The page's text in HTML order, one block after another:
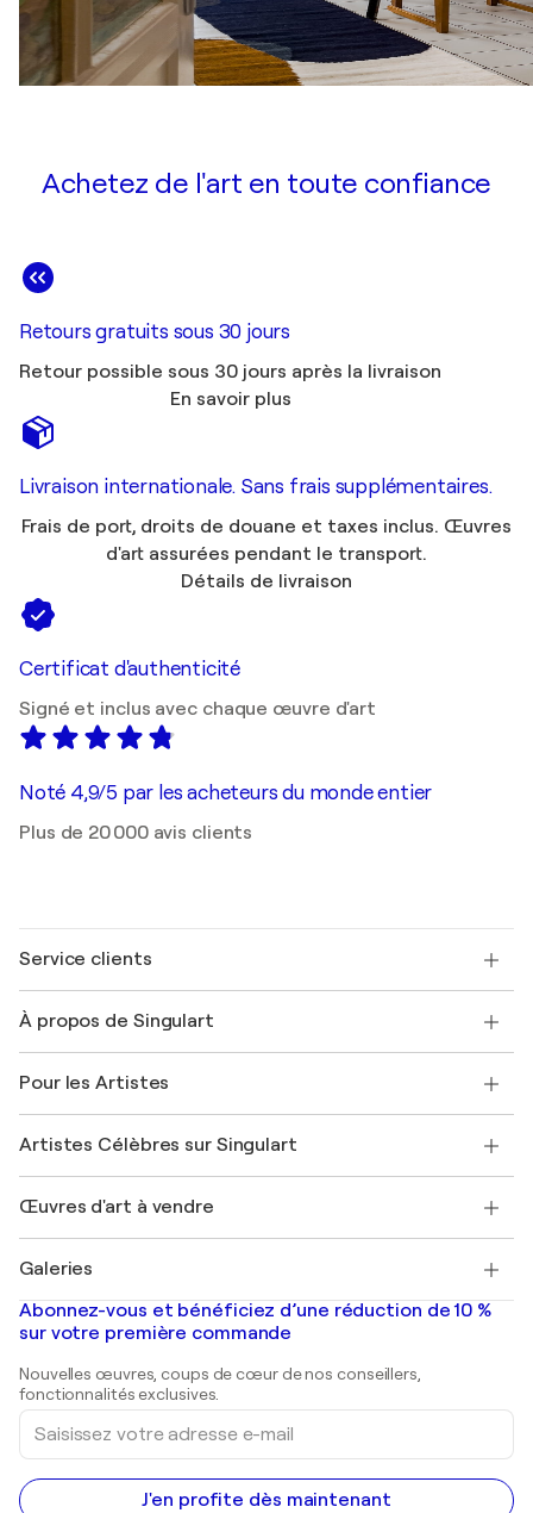
Achetez de l'art en toute confiance
Retours gratuits sous 30 jours
Retour possible sous 30 jours après la livraison
En savoir plus
Livraison internationale. Sans frais supplémentaires.
Frais de port, droits de douane et taxes inclus. Œuvres
d'art assurées pendant le transport.
Détails de livraison
Certificat d'authenticité
Signé et inclus avec chaque œuvre d'art
Noté 4,9/5 par les acheteurs du monde entier
Plus de 20 000 avis clients
Service clients
Expédition
Offrir une carte cadeau
Rejoignez notre programme commercial
Mon compte
+33 1 76 44 06 42
À propos de Singulart
FAQ
Magazine Singulart
Emplois
Découvrez une sélection d'art original
Pour les Artistes
Se connecter en tant qu'Artiste
Artistes Célèbres sur Singulart
Marc Chagall
Banksy
Mr. Brainwash
Shepard Fairey
Œuvres d'art à vendre
Tableaux abstraits à vendre
Peintures de paysage
Estampes
Peintures acryliques
Galeries
Galeries d'art en France
Galeries d'art en Belgique
Abonnez-vous et bénéficiez d’une réduction de 10 %
sur votre première commande
Nouvelles œuvres, coups de cœur de nos conseillers,
fonctionnalités exclusives.
Saisissez
votre
adresse
e-
mail
J'en profite dès maintenant